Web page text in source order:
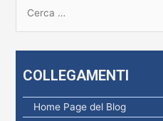
COLLEGAMENTI
Home Page del Blog